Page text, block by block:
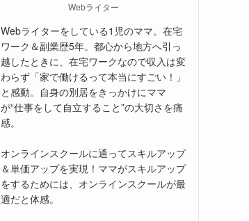
Webライター
Webライターをしている1児のママ。在宅
ワーク＆副業歴5年。都心から地方へ引っ
越したときに、在宅ワークなので収入は変
わらず「家で働けるって本当にすごい！」
と感動。自身の別居をきっかけにママ
が“仕事をして自立すること”の大切さを痛
感。
オンラインスクールに通ってスキルアップ
＆単価アップを実現！ママがスキルアップ
をするためには、オンラインスクールが最
適だと体感。